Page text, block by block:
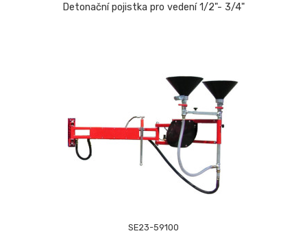
Detonační pojistka pro vedení 1/2"- 3/4"
SE23-59100